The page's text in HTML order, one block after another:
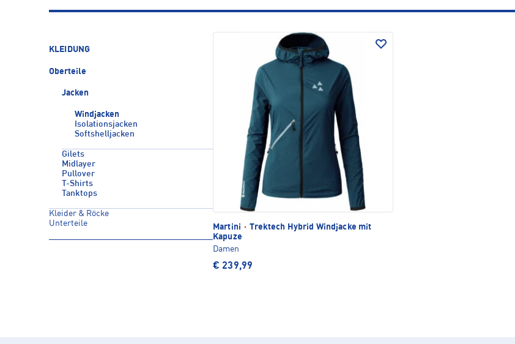
KLEIDUNG
Oberteile
Jacken
Windjacken
Isolationsjacken
Softshelljacken
Gilets
Midlayer
Pullover
T-Shirts
Tanktops
Kleider & Röcke
Unterteile
Martini · Trektech Hybrid Windjacke mit
Kapuze
Damen
€ 239,99